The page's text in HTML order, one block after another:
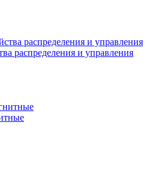
распределения и управления